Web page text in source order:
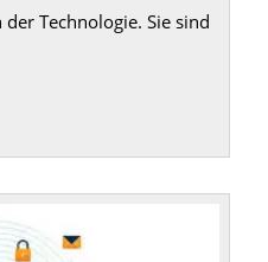
Technologie. Sie sind